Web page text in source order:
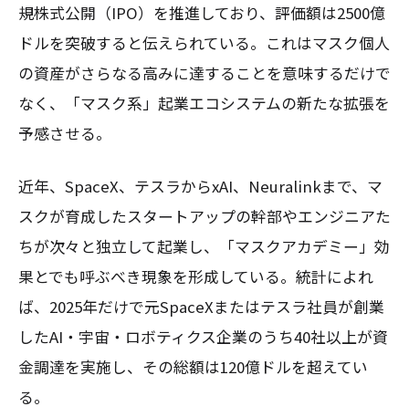
規株式公開（IPO）を推進しており、評価額は2500億
ドルを突破すると伝えられている。これはマスク個人
の資産がさらなる高みに達することを意味するだけで
なく、「マスク系」起業エコシステムの新たな拡張を
予感させる。
近年、SpaceX、テスラからxAI、Neuralinkまで、マ
スクが育成したスタートアップの幹部やエンジニアた
ちが次々と独立して起業し、「マスクアカデミー」効
果とでも呼ぶべき現象を形成している。統計によれ
ば、2025年だけで元SpaceXまたはテスラ社員が創業
したAI・宇宙・ロボティクス企業のうち40社以上が資
金調達を実施し、その総額は120億ドルを超えてい
る。